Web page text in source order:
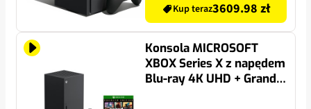
Kup teraz3609.98 zł
Konsola MICROSOFT
XBOX Series X z napędem
Blu-ray 4K UHD + Grand